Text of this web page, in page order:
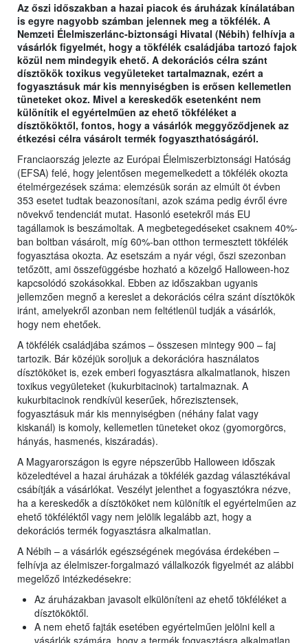
Az őszi időszakban a hazai piacok és áruházak kínálatában
is egyre nagyobb számban jelennek meg a tökfélék. A
Nemzeti Élelmiszerlánc-biztonsági Hivatal (Nébih) felhívja a
vásárlók figyelmét, hogy a tökfélék családjába tartozó fajok
közül nem mindegyik ehető. A dekorációs célra szánt
dísztökök toxikus vegyületeket tartalmaznak, ezért a
fogyasztásuk már kis mennyiségben is erősen kellemetlen
tüneteket okoz. Mivel a kereskedők esetenként nem
különítik el egyértelműen az ehető tökféléket a
dísztököktől, fontos, hogy a vásárlók meggyőződjenek az
étkezési célra vásárolt termék fogyaszthatóságáról.
Franciaország jelezte az Európai Élelmiszerbiztonsági Hatóság
(EFSA) felé, hogy jelentősen megemelkedett a tökfélék okozta
ételmérgezések száma: elemzésük során az elmúlt öt évben
353 esetet tudtak beazonosítani, azok száma pedig évről évre
növekvő tendenciát mutat. Hasonló esetekről más EU
tagállamok is beszámoltak. A megbetegedéseket csaknem 40%-
ban boltban vásárolt, míg 60%-ban otthon termesztett tökfélék
fogyasztása okozta. Az esetszám a nyár végi, őszi szezonban
tetőzött, ami összefüggésbe hozható a közelgő Halloween-hoz
kapcsolódó szokásokkal. Ebben az időszakban ugyanis
jellemzően megnő a kereslet a dekorációs célra szánt dísztökök
iránt, amelyekről azonban nem feltétlenül tudják a vásárlók,
hogy nem ehetőek.
A tökfélék családjába számos – összesen mintegy 900 – faj
tartozik. Bár közéjük soroljuk a dekorációra használatos
dísztököket is, ezek emberi fogyasztásra alkalmatlanok, hiszen
toxikus vegyületeket (kukurbitacinok) tartalmaznak. A
kukurbitacinok rendkívül keserűek, hőrezisztensek,
fogyasztásuk már kis mennyiségben (néhány falat vagy
kiskanál) is komoly, kellemetlen tüneteket okoz (gyomorgörcs,
hányás, hasmenés, kiszáradás).
A Magyarországon is egyre népszerűbb Halloween időszak
közeledtével a hazai áruházak a tökfélék gazdag választékával
csábítják a vásárlókat. Veszélyt jelenthet a fogyasztókra nézve,
ha a kereskedők a dísztököket nem különítik el egyértelműen az
ehető tökféléktől vagy nem jelölik legalább azt, hogy a
dekorációs termék fogyasztásra alkalmatlan.
A Nébih – a vásárlók egészségének megóvása érdekében –
felhívja az élelmiszer-forgalmazó vállalkozók figyelmét az alábbi
megelőző intézkedésekre:
Az áruházakban javasolt elkülöníteni az ehető tökféléket a
dísztököktől.
A nem ehető fajták esetében egyértelműen jelölni kell a